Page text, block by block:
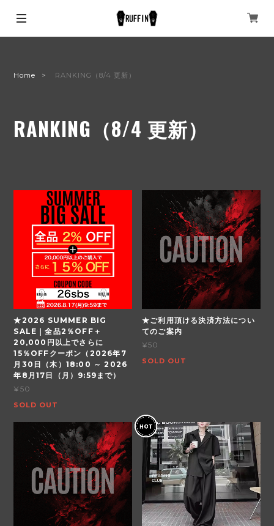
Home RANKING（8/4 更新）
RANKING（8/4 更新）
★2026 SUMMER BIG
SALE｜全品2％OFF＋
20,000円以上でさらに
15％OFFクーポン（2026年7
月30日（木）18:00 ～ 2026
年8月17日（月）9:59まで）
¥50
SOLD OUT
★ご利用頂ける決済方法につい
てのご案内
¥50
SOLD OUT